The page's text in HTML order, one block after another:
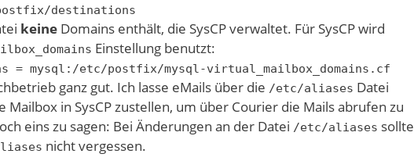
destinations
keine Domains enthält, die SysCP verwaltet. Für SysCP wird
Einstellung benutzt:
= mysql:/etc/postfix/mysql-virtual_mailbox_domains.cf
ganz gut. Ich lasse eMails über die /etc/aliases Datei
Mailbox in SysCP zustellen, um über Courier die Mails abrufen zu
eins zu sagen: Bei Änderungen an der Datei /etc/aliases sollte
nicht vergessen.